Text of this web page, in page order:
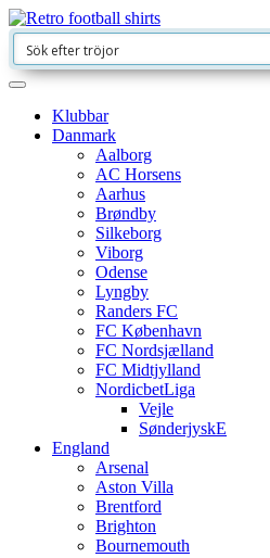
Klubbar
Danmark
Aalborg
AC Horsens
Aarhus
Brøndby
Silkeborg
Viborg
Odense
Lyngby
Randers FC
FC København
FC Nordsjælland
FC Midtjylland
NordicbetLiga
Vejle
SønderjyskE
England
Arsenal
Aston Villa
Brentford
Brighton
Bournemouth